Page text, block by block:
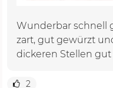
Wunderbar schnell
zart, gut gewürzt
dickeren Stellen
2